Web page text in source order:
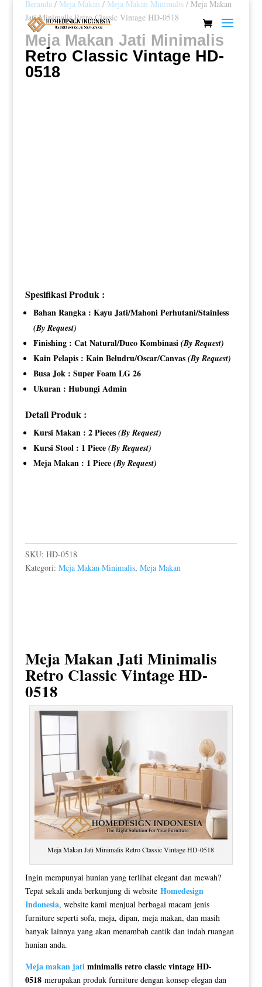
Beranda/ Meja Makan / Meja Makan Minimalis/ Meja Makan
Jati Minimalis Retro Classic Vintage HD-0518
Meja Makan Jati Minimalis
Retro Classic Vintage HD-
0518
Spesifikasi Produk :
Bahan Rangka : Kayu Jati/Mahoni Perhutani/Stainless
(By Request)
Finishing : Cat Natural/Duco Kombinasi (By Request)
Kain Pelapis : Kain Beludru/Oscar/Canvas (By Request)
Busa Jok : Super Foam LG 26
Ukuran : Hubungi Admin
Detail Produk :
Kursi Makan : 2 Pieces (By Request)
Kursi Stool : 1 Piece (By Request)
Meja Makan : 1 Piece (By Request)
SKU: HD-0518
Kategori: Meja Makan Minimalis, Meja Makan
Meja Makan Jati Minimalis
Retro Classic Vintage HD-
0518
Meja Makan Jati Minimalis Retro Classic Vintage HD-0518
Ingin mempunyai hunian yang terlihat elegant dan mewah?
Tepat sekali anda berkunjung di website Homedesign
Indonesia, website kami menjual berbagai macam jenis
furniture seperti sofa, meja, dipan, meja makan, dan masih
banyak lainnya yang akan menambah cantik dan indah ruangan
hunian anda.
Meja makan jatiminimalis retro classic vintage HD-
0518merupakan produk furniture dengan konsep elegan dan